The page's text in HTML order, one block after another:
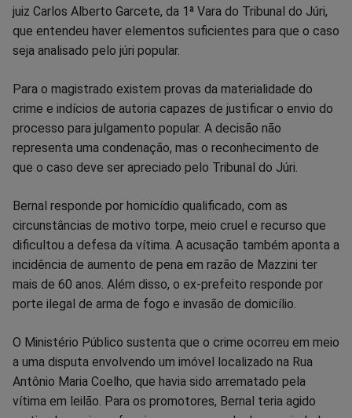
juiz Carlos Alberto Garcete, da 1ª Vara do Tribunal do Júri,
que entendeu haver elementos suficientes para que o caso
seja analisado pelo júri popular.
Para o magistrado existem provas da materialidade do
crime e indícios de autoria capazes de justificar o envio do
processo para julgamento popular. A decisão não
representa uma condenação, mas o reconhecimento de
que o caso deve ser apreciado pelo Tribunal do Júri.
Bernal responde por homicídio qualificado, com as
circunstâncias de motivo torpe, meio cruel e recurso que
dificultou a defesa da vítima. A acusação também aponta a
incidência de aumento de pena em razão de Mazzini ter
mais de 60 anos. Além disso, o ex-prefeito responde por
porte ilegal de arma de fogo e invasão de domicílio.
O Ministério Público sustenta que o crime ocorreu em meio
a uma disputa envolvendo um imóvel localizado na Rua
Antônio Maria Coelho, que havia sido arrematado pela
vítima em leilão. Para os promotores, Bernal teria agido